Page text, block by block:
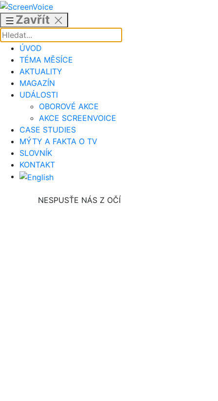
Přejít
obsahu
Zavřít
ÚVOD
TÉMA MĚSÍCE
AKTUALITY
MAGAZÍN
UDÁLOSTI
OBOROVÉ AKCE
AKCE SCREENVOICE
CASE STUDIES
MÝTY A FAKTA O TV
SLOVNÍK
KONTAKT
NESPUSŤE NÁS Z OČÍ